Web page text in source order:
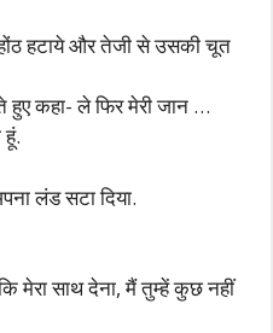
हटाये और तेजी से उसकी चूत
कहा- ले फिर मेरी जान …
लंड सटा दिया.
मेरा साथ देना, मैं तुम्हें कुछ नहीं